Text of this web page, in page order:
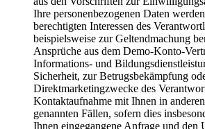
Ihre personenbezogenen Daten
berechtigten Interessen des
beispielsweise zur Geltendmachung
Ansprüche aus dem Demo-Konto-
Informations- und
Sicherheit, zur Betrugsbekämpfung
Direktmarketingzwecke des
Kontaktaufnahme mit Ihnen in
genannten Fällen, sofern dies
Ihnen eingegangene Anfrage und den